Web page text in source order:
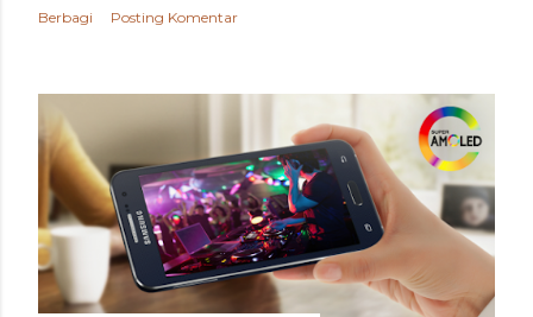
Berbagi Posting Komentar